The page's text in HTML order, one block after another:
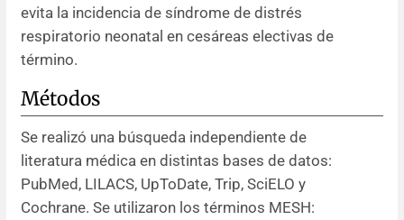
evita la incidencia de síndrome de distrés
respiratorio neonatal en cesáreas electivas de
término.
Métodos
Se realizó una búsqueda independiente de
literatura médica en distintas bases de datos:
PubMed, LILACS, UpToDate, Trip, SciELO y
Cochrane. Se utilizaron los términos MESH: